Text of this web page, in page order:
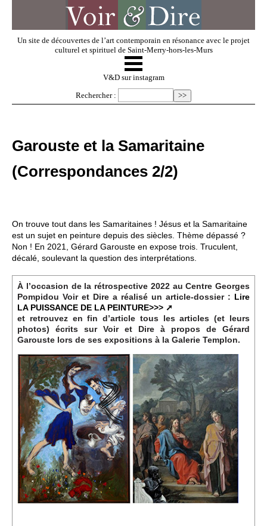
Un site de découvertes de l’art contemporain en résonance avec le projet
culturel et spirituel de Saint-Merry-hors-les-Murs
V & D
Exposer
Dossiers
Événements
Sacré
Cousinages
☰
V&D sur instagram
Rechercher :
Garouste et la Samaritaine
(Correspondances 2/2)
On trouve tout dans les Samaritaines ! Jésus et la Samaritaine
est un sujet en peinture depuis des siècles. Thème dépassé ?
Non ! En 2021, Gérard Garouste en expose trois. Truculent,
décalé, soulevant la question des interprétations.
À l’occasion de la rétrospective 2022 au Centre Georges
Pompidou Voir et Dire a réalisé un article-dossier : Lire
LA PUISSANCE DE LA PEINTURE>>>
et retrouvez en fin d’article tous les articles (et leurs
photos) écrits sur Voir et Dire à propos de Gérard
Garouste lors de ses expositions à la Galerie Templon.